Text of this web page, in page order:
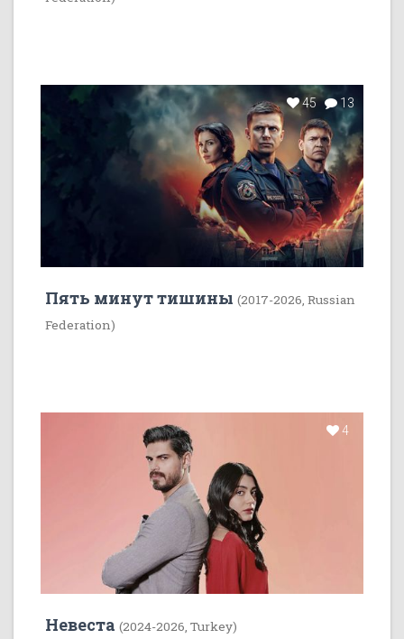
45 13
Пять минут тишины (2017-2026, Russian
Federation)
4
Невеста (2024-2026, Turkey)